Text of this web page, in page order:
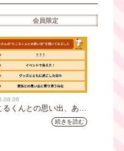
会員限定
るくんとの思い出、あり
か？会員のみなさんに聞
続きを読む